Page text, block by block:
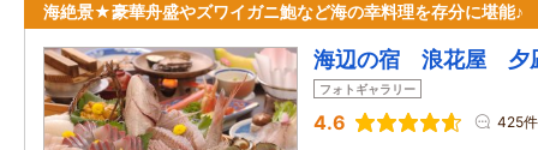
海絶景★豪華舟盛やズワイガニ鮑など海の幸料理を存分に堪能♪
海辺の宿 浪花屋 夕
フォトギャラリー
4.6 425件